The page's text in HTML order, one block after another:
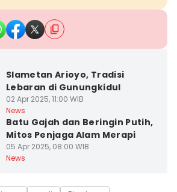
Slametan Arioyo, Tradisi
Lebaran di Gunungkidul
02 Apr 2025, 11:00 WIB
News
Batu Gajah dan Beringin Putih,
Mitos Penjaga Alam Merapi
05 Apr 2025, 08:00 WIB
News